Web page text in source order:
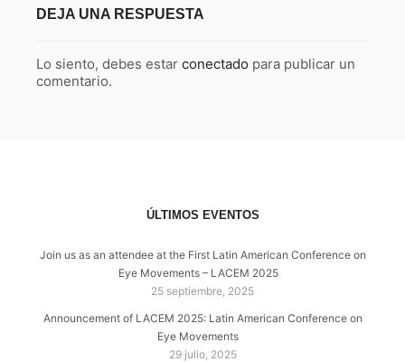
DEJA UNA RESPUESTA
Lo siento, debes estar conectado para publicar un
comentario.
ÚLTIMOS EVENTOS
Join us as an attendee at the First Latin American Conference on
Eye Movements – LACEM 2025
25 septiembre, 2025
Announcement of LACEM 2025: Latin American Conference on
Eye Movements
29 julio, 2025